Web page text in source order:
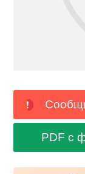
PDF с